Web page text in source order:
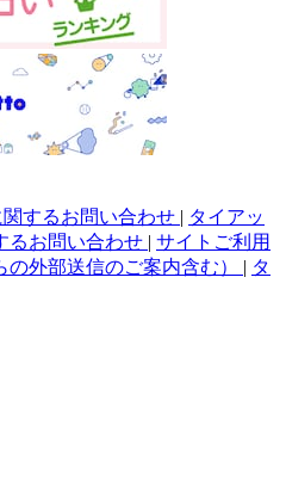
するお問い合わせ | タイアッ
るお問い合わせ | サイトご利用
外部送信のご案内含む） | タ